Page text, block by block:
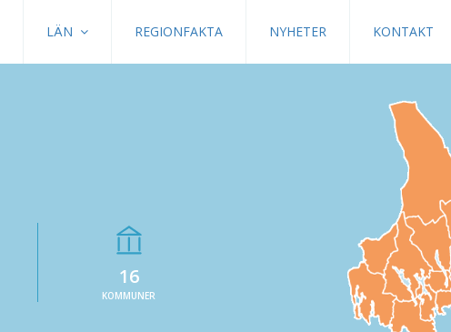
LÄN REGIONFAKTA NYHETER KONTAKT
16
KOMMUNER